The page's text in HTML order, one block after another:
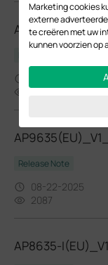
2255
Release Note
08-22-2025
2087
AP8635-
Marketing cookies
externe
te creëren met uw
kunnen voorzien op